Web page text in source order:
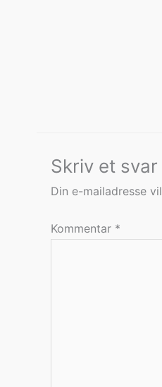
Skriv et svar
Din e-mailadresse
Kommentar *